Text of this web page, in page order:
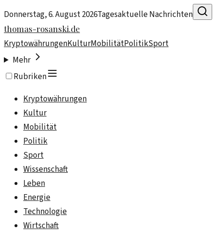
Donnerstag, 6. August 2026Tagesaktuelle Nachrichten
thomas-rosanski.de
KryptowährungenKulturMobilitätPolitikSport
Mehr
Rubriken
Kryptowährungen
Kultur
Mobilität
Politik
Sport
Wissenschaft
Leben
Energie
Technologie
Wirtschaft